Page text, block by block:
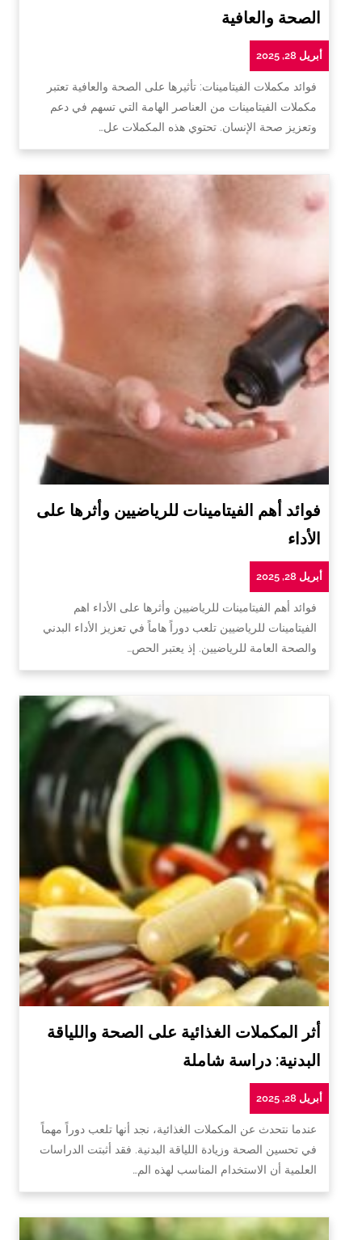
الصحة والعافية
أبريل 28, 2025
فوائد مكملات الفيتامينات: تأثيرها على الصحة والعافية تعتبر
مكملات الفيتامينات من العناصر الهامة التي تسهم في دعم
وتعزيز صحة الإنسان. تحتوي هذه المكملات عل…
فوائد أهم الفيتامينات للرياضيين وأثرها على
الأداء
أبريل 28, 2025
فوائد أهم الفيتامينات للرياضيين وأثرها على الأداء اهم
الفيتامينات للرياضيين تلعب دوراً هاماً في تعزيز الأداء البدني
والصحة العامة للرياضيين. إذ يعتبر الحص…
أثر المكملات الغذائية على الصحة واللياقة
البدنية: دراسة شاملة
أبريل 28, 2025
عندما نتحدث عن المكملات الغذائية، نجد أنها تلعب دوراً مهماً
في تحسين الصحة وزيادة اللياقة البدنية. فقد أثبتت الدراسات
العلمية أن الاستخدام المناسب لهذه الم…